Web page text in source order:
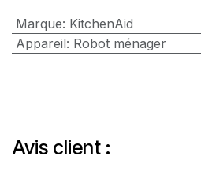
Marque: KitchenAid
Appareil: Robot ménager
Avis client :